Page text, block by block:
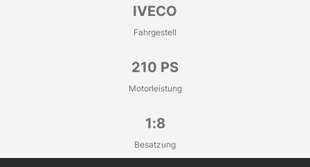
IVECO
Fahrgestell
210 PS
Motorleistung
1:8
Besatzung